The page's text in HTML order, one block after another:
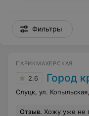
Фильтры
ПАРИКМАХЕРСКАЯ
2.6 Город
Слуцк, ул.
Отзыв. Хожу уже не первый раз,очень